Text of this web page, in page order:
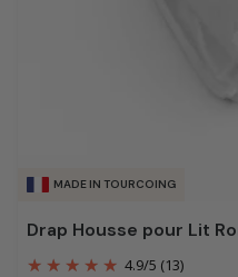
MADE IN TOURCOING
Drap Housse pour Lit
4.9/5 (13)